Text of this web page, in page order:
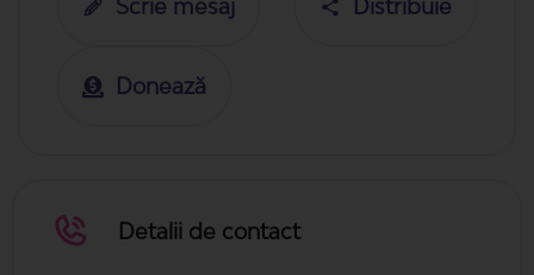
Scrie mesaj Distribuie
Donează
Detalii de contact